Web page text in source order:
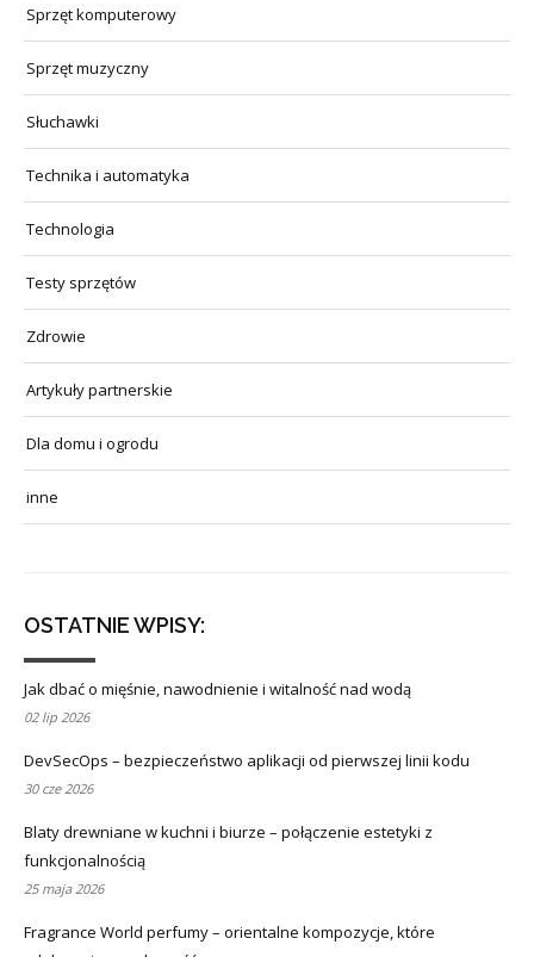
Sprzęt komputerowy
Sprzęt muzyczny
Słuchawki
Technika i automatyka
Technologia
Testy sprzętów
Zdrowie
Artykuły partnerskie
Dla domu i ogrodu
inne
OSTATNIE WPISY:
Jak dbać o mięśnie, nawodnienie i witalność nad wodą
02 lip 2026
DevSecOps – bezpieczeństwo aplikacji od pierwszej linii kodu
30 cze 2026
Blaty drewniane w kuchni i biurze – połączenie estetyki z
funkcjonalnością
25 maja 2026
Fragrance World perfumy – orientalne kompozycje, które